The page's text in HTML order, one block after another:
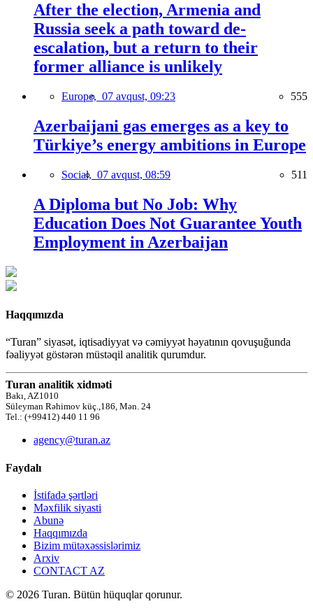
After the election, Armenia and
Russia seek a path toward de-
escalation, but a return to their
former alliance is unlikely
Europe, 07 avqust, 09:23 555
Azerbaijani gas emerges as a key to
Türkiye’s energy ambitions in Europe
Social, 07 avqust, 08:59 511
A Diploma but No Job: Why
Education Does Not Guarantee Youth
Employment in Azerbaijan
Haqqımızda
“Turan” siyasət, iqtisadiyyat və cəmiyyət həyatının qovuşuğunda
fəaliyyət göstərən müstəqil analitik qurumdur.
Turan analitik xidməti
Bakı, AZ1010
Süleyman Rəhimov küç.,186, Mən. 24
Tel.: (+99412) 440 11 96
agency@turan.az
Faydalı
İstifadə şərtləri
Məxfilik siyasti
Abunə
Haqqımızda
Bizim mütəxəssislərimiz
Arxiv
CONTACT AZ
© 2026 Turan. Bütün hüquqlar qorunur.